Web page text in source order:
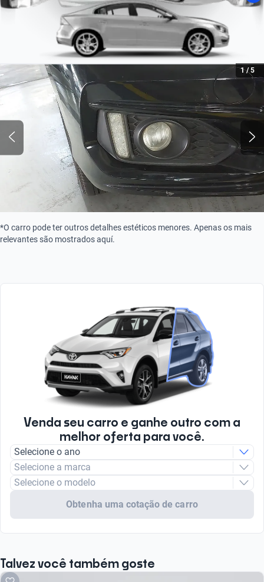
1/5
*O carro pode ter outros detalhes estéticos menores. Apenas os mais
relevantes são mostrados aquí.
Venda seu carro e ganhe outro com a
melhor oferta para você.
Selecione o ano
Selecione a marca
Selecione o modelo
Obtenha uma cotação de carro
Talvez você também goste